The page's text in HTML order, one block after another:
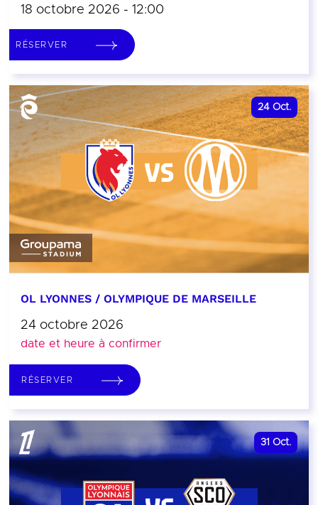
18 octobre 2026 - 12:00
RÉSERVER
24 Oct.
OL LYONNES / OLYMPIQUE DE MARSEILLE
24 octobre 2026
date et heure à confirmer
RÉSERVER
31 Oct.